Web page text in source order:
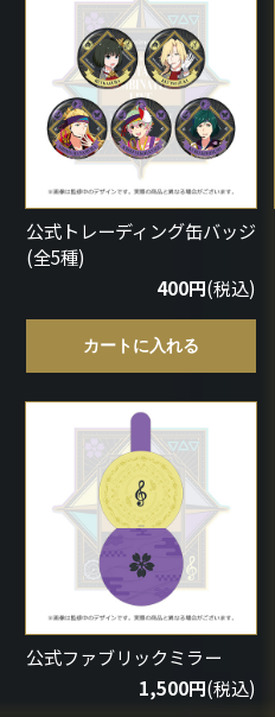
公式トレーディング缶バッジ
(全5種)
400円(税込)
カートに入れる
公式ファブリックミラー
1,500円(税込)